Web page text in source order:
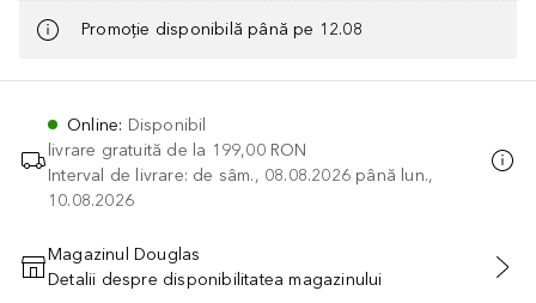
Promoție disponibilă până pe 12.08
Online: Disponibil
livrare gratuită de la 199,00 RON
Interval de livrare: de sâm., 08.08.2026 până lun.,
10.08.2026
ADĂUGAȚI ÎN COŞ
Magazinul Douglas
Detalii despre disponibilitatea magazinului